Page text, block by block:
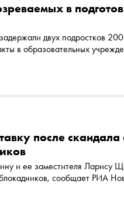
в
двух подростков
в образовательных
после скандала
и ее заместителя Ларису
сообщает РИА